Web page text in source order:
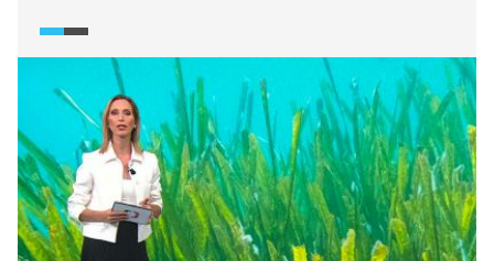
naopak ponechána ladem tam, kde byla dříve citlivě
kultivována.